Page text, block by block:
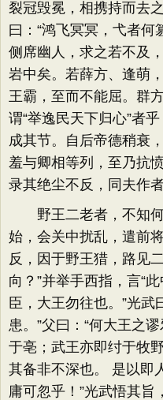
裂冠毁冕，相携持而去
曰：“鸿飞冥冥，弋者何
侧席幽人，求之若不及
岩中矣。若薛方、逢萌
王霸，至而不能屈。群
谓“举逸民天下归心”者
成其节。自后帝德稍衰
羞与卿相等列，至乃抗
录其绝尘不反，同夫作
野王二老者，不知何
始，会关中扰乱，遣前
反，因于野王猎，路见
向？”并举手西指，言“
臣，大王勿往也。”光武
患。”父曰：“何大王之
于亳；武王亦即纣于牧
其备非不深也。 是以即
庸可忽乎！”光武悟其旨